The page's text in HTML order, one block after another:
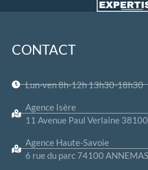
CONTACT
Lun-ven 8h-12h 13h30-18h30
Agence Isère
11 Avenue Paul Verlaine
Agence Haute-Savoie
6 rue du parc 74100